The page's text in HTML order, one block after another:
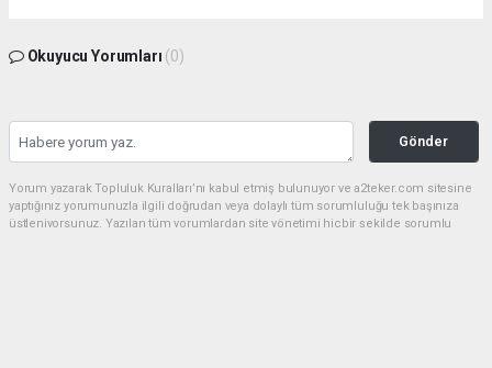
Okuyucu Yorumları (0)
Gönder
Yorum yazarak Topluluk Kuralları’nı kabul etmiş bulunuyor ve a2teker.com sitesine
yaptığınız yorumunuzla ilgili doğrudan veya dolaylı tüm sorumluluğu tek başınıza
üstleniyorsunuz. Yazılan tüm yorumlardan site yönetimi hiçbir şekilde sorumlu